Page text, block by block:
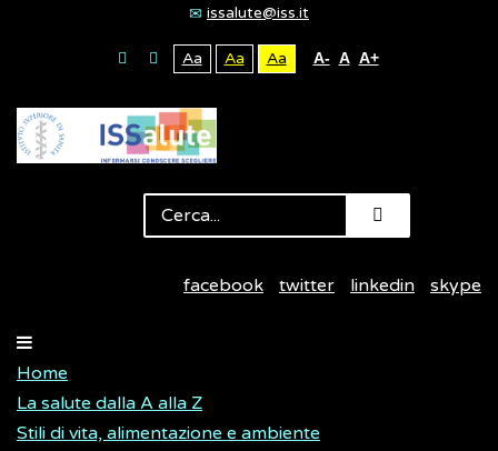
issalute@iss.it
Aa Aa Aa A- A A+
facebook twitter linkedin skype
Home
La salute dalla A alla Z
Stili di vita, alimentazione e ambiente